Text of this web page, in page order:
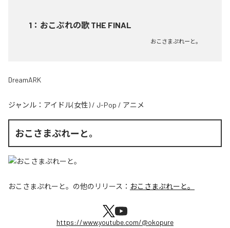
1 ： おこぷれの歌 THE FINAL
おこさまぷれーと。
DreamARK
ジャンル： アイドル(女性) / J-Pop / アニメ
おこさまぷれーと。
おこさまぷれーと。 の他のリリース： おこさまぷれーと。
https://www.youtube.com/@okopure